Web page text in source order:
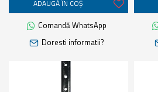
ADAUGĂ ÎN COŞ
Comandă WhatsApp
Doresti informatii?